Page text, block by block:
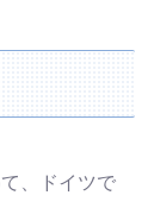
、ドイツで